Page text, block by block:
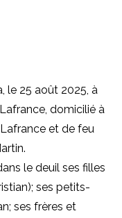
le 25 août 2025, à
domicilié à
et de feu
le deuil ses filles
ses petits-
ses frères et